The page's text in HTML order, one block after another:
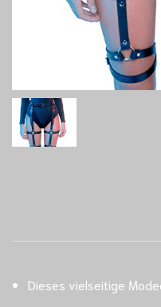
Dieses vielseitige